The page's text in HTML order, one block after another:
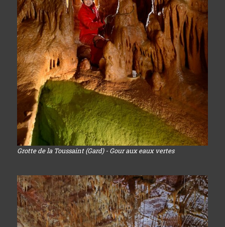
Grotte de la Toussaint (Gard) - Gour aux eaux vertes